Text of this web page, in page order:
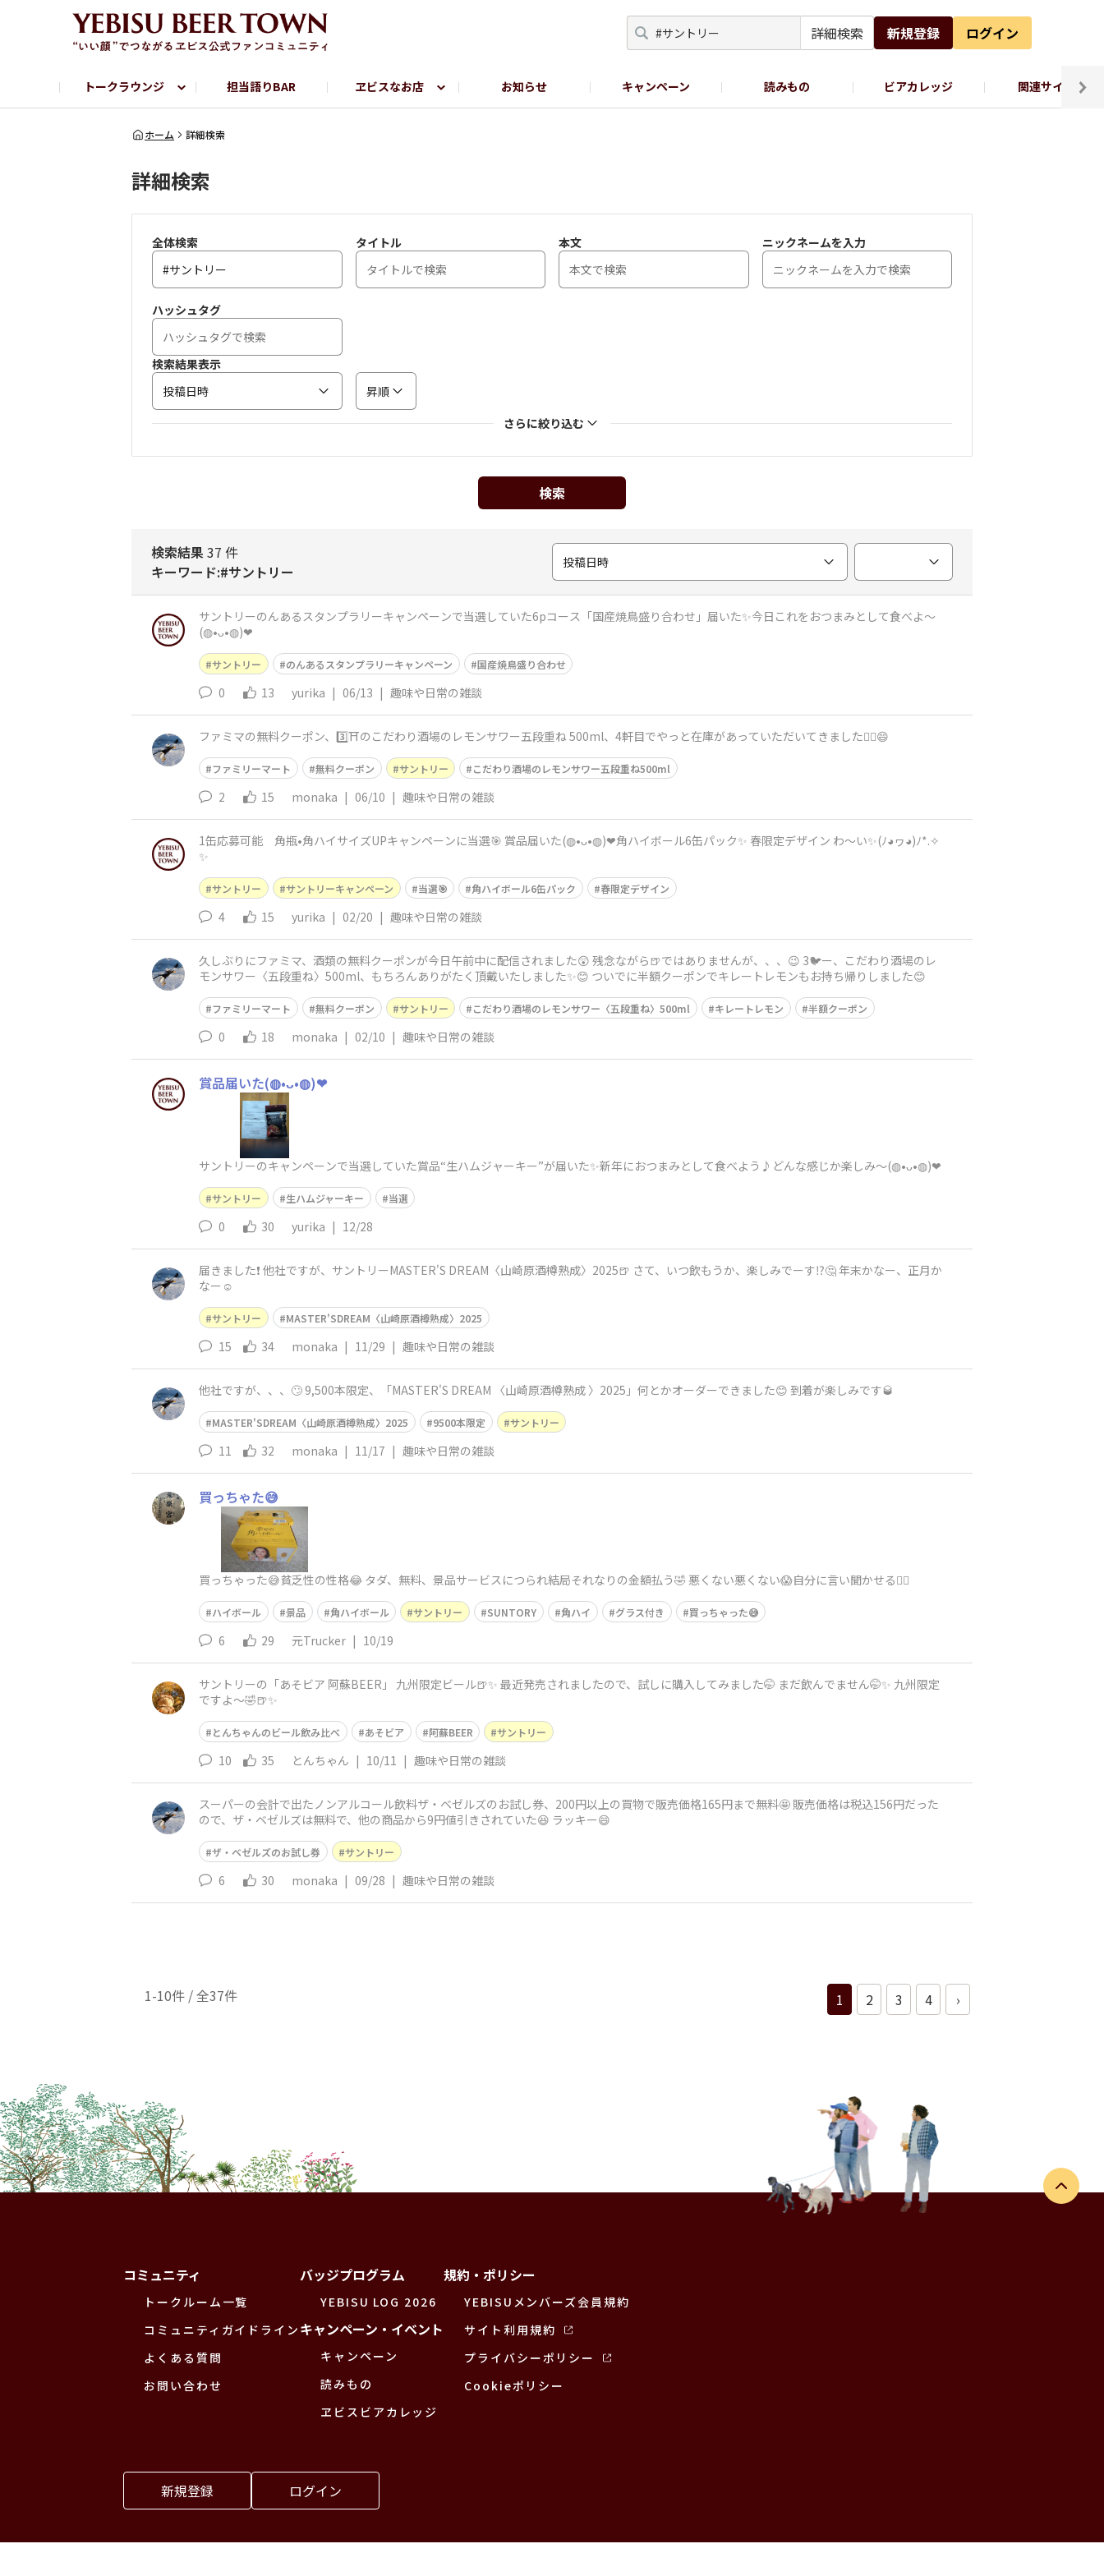
詳細検索 新規登録 ログイン
トークラウンジ
フリートーク
担当語りBAR ヱビスなお店
ヱビス提供店情報
お知らせ キャンペーン 読みもの ビアカレッジ 関連サイト
ヱビスブランドサイト
サッポロビール公式Instagram
ホーム 詳細検索
詳細検索
全体検索 タイトル 本文 ニックネームを入力
ハッシュタグ
検索結果表示
投稿日時
昇順
さらに絞り込む
検索
検索結果37 件
キーワード:#サントリー
投稿日時
サントリーのんあるスタンプラリーキャンペーンで当選していた6pコース「国産焼鳥盛り合わせ」届いた✨️今日これをおつまみとして食べよ〜
(⁠◍⁠•⁠ᴗ⁠•⁠◍⁠)⁠❤
サントリー のんあるスタンプラリーキャンペーン 国産焼鳥盛り合わせ
0 13 yurika | 06/13 | 趣味や日常の雑談
ファミマの無料クーポン、3️⃣⛩️のこだわり酒場のレモンサワー五段重ね 500ml、4軒目でやっと在庫があっていただいてきました😮‍💨😄
ファミリーマート 無料クーポン サントリー こだわり酒場のレモンサワー五段重ね500ml
2 15 monaka | 06/10 | 趣味や日常の雑談
1缶応募可能 角瓶•角ハイサイズUPキャンペーンに当選🎯 賞品届いた(⁠◍⁠•⁠ᴗ⁠•⁠◍⁠)⁠❤角ハイボール6缶パック✨️ 春限定デザイン わ〜い✨️(⁠ﾉ⁠◕⁠ヮ⁠◕⁠)⁠ﾉ⁠*⁠.⁠✧
✨️
サントリー サントリーキャンペーン 当選🎯 角ハイボール6缶パック 春限定デザイン
4 15 yurika | 02/20 | 趣味や日常の雑談
久しぶりにファミマ、酒類の無料クーポンが今日午前中に配信されました😲 残念ながら🍺ではありませんが、、、😉 3🐦️ー、こだわり酒場のレ
モンサワー〈五段重ね〉500ml、もちろんありがたく頂戴いたしました✨😊 ついでに半額クーポンでキレートレモンもお持ち帰りしました😊
ファミリーマート 無料クーポン サントリー こだわり酒場のレモンサワー〈五段重ね〉500ml キレートレモン 半額クーポン
0 18 monaka | 02/10 | 趣味や日常の雑談
賞品届いた(⁠◍⁠•⁠ᴗ⁠•⁠◍⁠)⁠❤
サントリーのキャンペーンで当選していた賞品“生ハムジャーキー”が届いた✨️新年におつまみとして食べよう♪どんな感じか楽しみ〜(⁠◍⁠•⁠ᴗ⁠•⁠◍⁠)⁠❤
サントリー 生ハムジャーキー 当選
0 30 yurika | 12/28
届きました❗ 他社ですが、サントリーMASTER'S DREAM〈山崎原酒樽熟成〉2025🍺 さて、いつ飲もうか、楽しみでーす⁉️🤔 年末かなー、正月か
なー☺️
サントリー MASTER'SDREAM〈山崎原酒樽熟成〉2025
15 34 monaka | 11/29 | 趣味や日常の雑談
他社ですが、、、🙄 9,500本限定、「MASTER'S DREAM 〈山崎原酒樽熟成 〉2025」何とかオーダーできました😊 到着が楽しみです🥃
MASTER'SDREAM〈山崎原酒樽熟成〉2025 9500本限定 サントリー
11 32 monaka | 11/17 | 趣味や日常の雑談
買っちゃた😅
買っちゃった😅貧乏性の性格😂 タダ、無料、景品サービスにつられ結局それなりの金額払う🤣 悪くない悪くない😱自分に言い聞かせる😮‍💨
ハイボール 景品 角ハイボール サントリー SUNTORY 角ハイ グラス付き 買っちゃった😅
6 29 元Trucker | 10/19
サントリーの「あそビア 阿蘇BEER」 九州限定ビール🍺✨ 最近発売されましたので、試しに購入してみました🤭 まだ飲んでません🤭✨ 九州限定
ですよ〜🤣🍺✨
とんちゃんのビール飲み比べ あそビア 阿蘇BEER サントリー
10 35 とんちゃん | 10/11 | 趣味や日常の雑談
スーパーの会計で出たノンアルコール飲料ザ・ベゼルズのお試し券、200円以上の買物で販売価格165円まで無料🤩 販売価格は税込156円だった
ので、ザ・ベゼルズは無料で、他の商品から9円値引きされていた😆 ラッキー😄
ザ・ベゼルズのお試し券 サントリー
6 30 monaka | 09/28 | 趣味や日常の雑談
1-10件 / 全37件 1 2 3 4 ›
コミュニティ
トークルーム一覧
コミュニティガイドライン
よくある質問
お問い合わせ
バッジプログラム
YEBISU LOG 2026
キャンペーン・イベント
キャンペーン
読みもの
ヱビスビアカレッジ
規約・ポリシー
YEBISUメンバーズ会員規約
サイト利用規約
プライバシーポリシー
Cookieポリシー
新規登録 ログイン